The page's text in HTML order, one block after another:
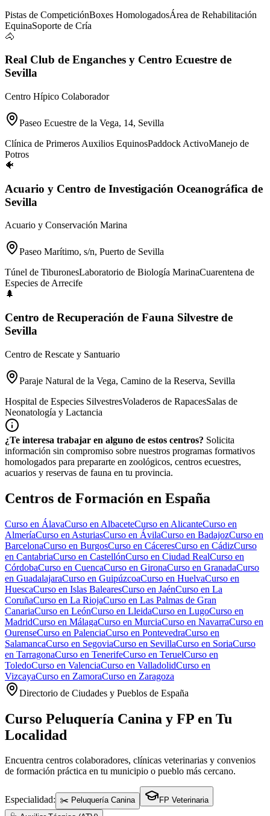
Pistas de CompeticiónBoxes HomologadosÁrea de Rehabilitación
EquinaSoporte de Cría
🐴
Real Club de Enganches y Centro Ecuestre de
Sevilla
Centro Hípico Colaborador
Paseo Ecuestre de la Vega, 14, Sevilla
Clínica de Primeros Auxilios EquinosPaddock ActivoManejo de
Potros
🐠
Acuario y Centro de Investigación Oceanográfica de
Sevilla
Acuario y Conservación Marina
Paseo Marítimo, s/n, Puerto de Sevilla
Túnel de TiburonesLaboratorio de Biología MarinaCuarentena de
Especies de Arrecife
🌲
Centro de Recuperación de Fauna Silvestre de
Sevilla
Centro de Rescate y Santuario
Paraje Natural de la Vega, Camino de la Reserva, Sevilla
Hospital de Especies SilvestresVoladeros de RapacesSalas de
Neonatología y Lactancia
¿Te interesa trabajar en alguno de estos centros? Solicita
información sin compromiso sobre nuestros programas formativos
homologados para prepararte en zoológicos, centros ecuestres,
acuarios y reservas de fauna en tu provincia.
Centros de Formación en España
Curso en ÁlavaCurso en AlbaceteCurso en AlicanteCurso en
AlmeríaCurso en AsturiasCurso en ÁvilaCurso en BadajozCurso en
BarcelonaCurso en BurgosCurso en CáceresCurso en CádizCurso
en CantabriaCurso en CastellónCurso en Ciudad RealCurso en
CórdobaCurso en CuencaCurso en GironaCurso en GranadaCurso
en GuadalajaraCurso en GuipúzcoaCurso en HuelvaCurso en
HuescaCurso en Islas BalearesCurso en JaénCurso en La
CoruñaCurso en La RiojaCurso en Las Palmas de Gran
CanariaCurso en LeónCurso en LleidaCurso en LugoCurso en
MadridCurso en MálagaCurso en MurciaCurso en NavarraCurso en
OurenseCurso en PalenciaCurso en PontevedraCurso en
SalamancaCurso en SegoviaCurso en SevillaCurso en SoriaCurso
en TarragonaCurso en TenerifeCurso en TeruelCurso en
ToledoCurso en ValenciaCurso en ValladolidCurso en
VizcayaCurso en ZamoraCurso en Zaragoza
Directorio de Ciudades y Pueblos de España
Curso Peluquería Canina y FP en Tu
Localidad
Encuentra centros colaboradores, clínicas veterinarias y convenios
de formación práctica en tu municipio o pueblo más cercano.
Especialidad: ✂️ Peluquería Canina
FP Veterinaria